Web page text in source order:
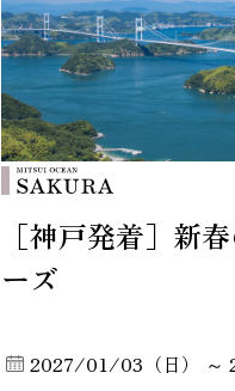
［神戸発着］新
ーズ
2027/01/03（日） ～